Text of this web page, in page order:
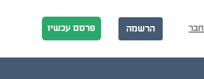
הרשמה פרסם עכשיו